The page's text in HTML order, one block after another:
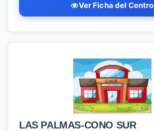
Ver Ficha del Centro
LAS PALMAS-CONO SUR